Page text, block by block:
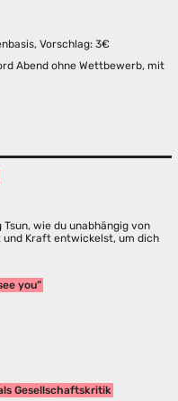
Vorschlag: 3€
Abend ohne Wettbewerb, mit
wie du unabhängig von
Kraft entwickelst, um dich
you”
Gesellschaftskritik